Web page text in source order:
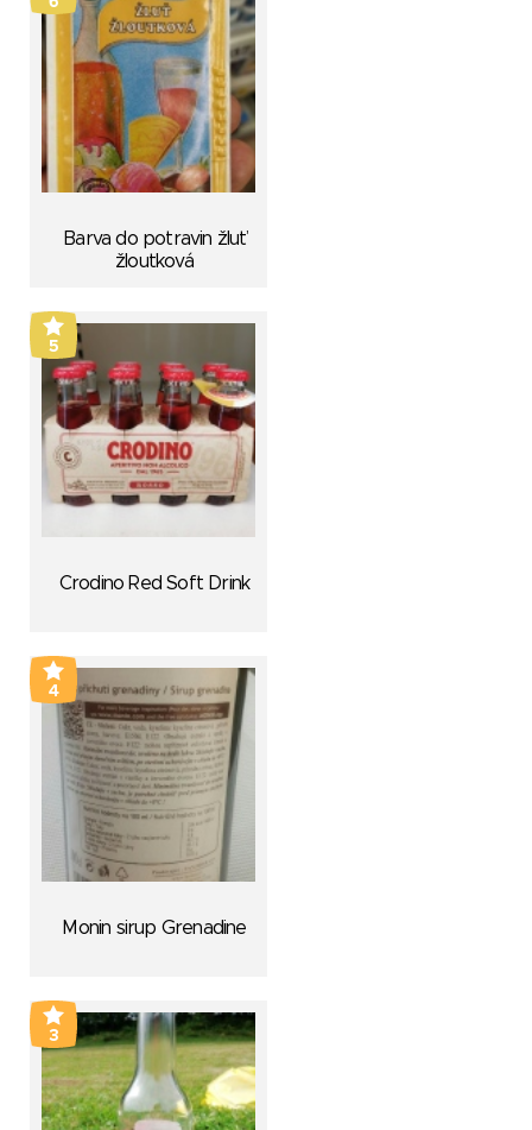
Barva do potravin žluť
žloutková
5
Crodino Red Soft Drink
4
Monin sirup Grenadine
3